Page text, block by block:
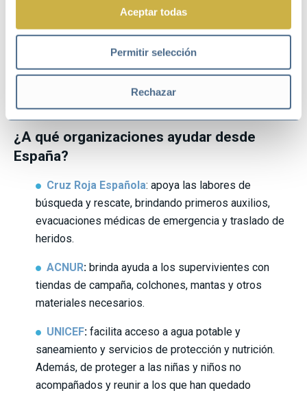
Aceptar todas
Permitir selección
Rechazar
Asociación de búsqueda y rescate AKUT
Fundación Mozaik Turquía:fundación
especializada en la ayuda a los supervivientes del
terremoto.
¿A qué organizaciones ayudar desde
España?
Cruz Roja Española: apoya las labores de
búsqueda y rescate, brindando primeros auxilios,
evacuaciones médicas de emergencia y traslado de
heridos.
ACNUR: brinda ayuda a los supervivientes con
tiendas de campaña, colchones, mantas y otros
materiales necesarios.
UNICEF: facilita acceso a agua potable y
saneamiento y servicios de protección y nutrición.
Además, de proteger a las niñas y niños no
acompañados y reunir a los que han quedado